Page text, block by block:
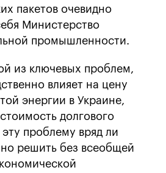
пакетов очевидно
Министерство
промышленности.
из ключевых проблем,
влияет на цену
энергии в Украине,
долгового
проблему вряд ли
решить без всеобщей